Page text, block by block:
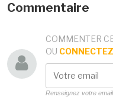
Commentaire
COMMENTER
OU
Renseignez votre